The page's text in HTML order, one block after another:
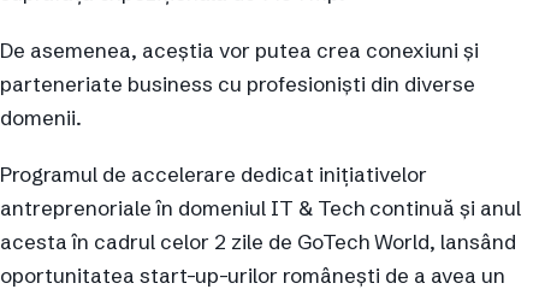
De asemenea, aceștia vor putea crea conexiuni și
parteneriate business cu profesioniști din diverse
domenii.
Programul de accelerare dedicat inițiativelor
antreprenoriale în domeniul IT & Tech continuă și anul
acesta în cadrul celor 2 zile de GoTech World, lansând
oportunitatea start-up-urilor românești de a avea un